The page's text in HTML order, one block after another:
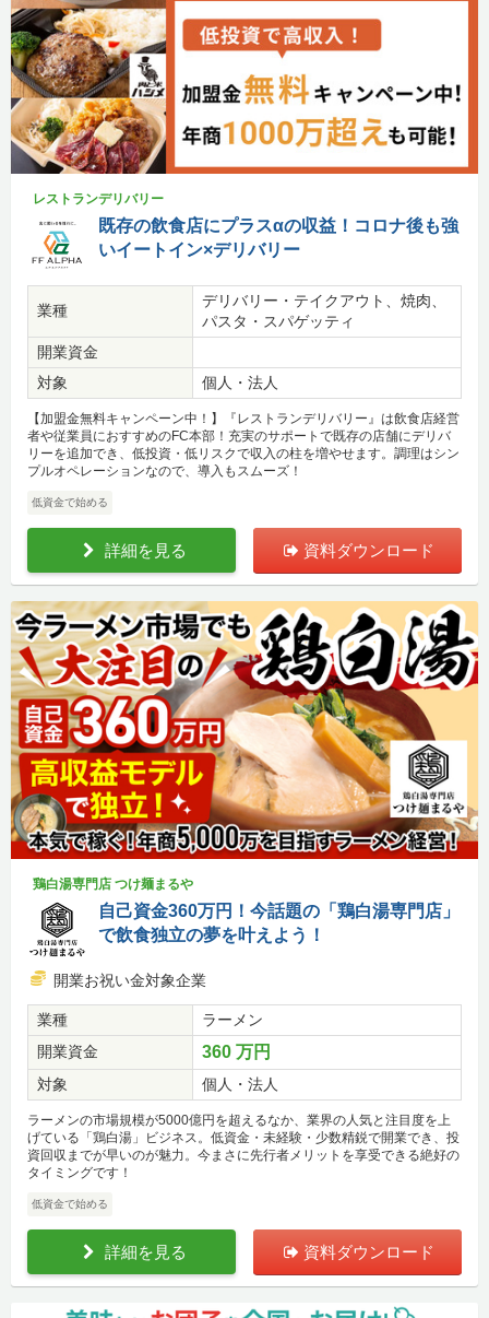
レストランデリバリー
既存の飲食店にプラスαの収益！コロナ後も強
いイートイン×デリバリー
業種
デリバリー・テイクアウト、焼肉、
パスタ・スパゲッティ
開業資金
対象
個人・法人
【加盟金無料キャンペーン中！】『レストランデリバリー』は飲食店経営
者や従業員におすすめのFC本部！充実のサポートで既存の店舗にデリバ
リーを追加でき、低投資・低リスクで収入の柱を増やせます。調理はシン
プルオペレーションなので、導入もスムーズ！
低資金で始める
詳細を見る 資料ダウンロード
鶏白湯専門店 つけ麺まるや
自己資金360万円！今話題の「鶏白湯専門店」
で飲食独立の夢を叶えよう！
開業お祝い金対象企業
業種
ラーメン
開業資金
360 万円
対象 個人・法人
ラーメンの市場規模が5000億円を超えるなか、業界の人気と注目度を上
げている「鶏白湯」ビジネス。低資金・未経験・少数精鋭で開業でき、投
資回収までが早いのが魅力。今まさに先行者メリットを享受できる絶好の
タイミングです！
低資金で始める
詳細を見る 資料ダウンロード